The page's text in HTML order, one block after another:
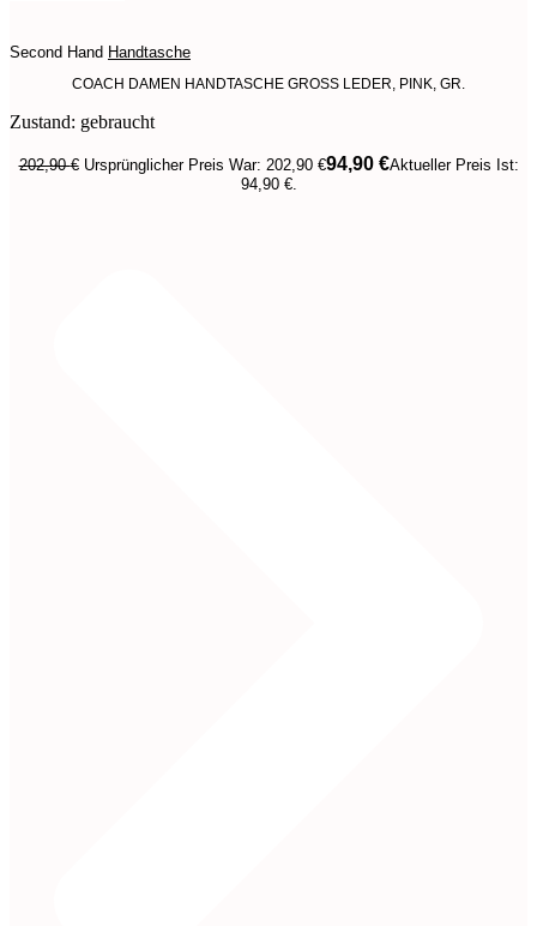
Second Hand Handtasche
COACH DAMEN HANDTASCHE GROSS LEDER, PINK, GR.
Zustand: gebraucht
202,90€ Ursprünglicher Preis War: 202,90 €94,90 €Aktueller Preis Ist:
94,90 €.